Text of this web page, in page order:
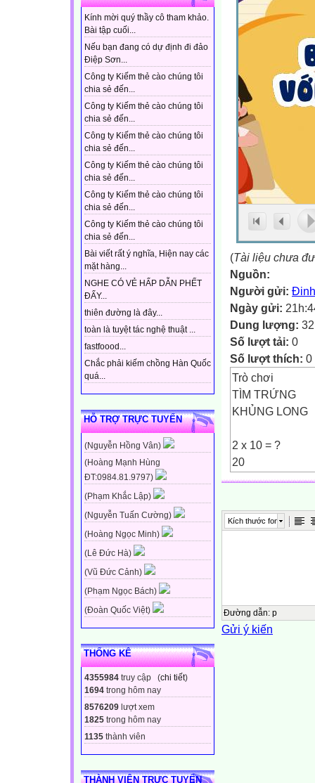
Kính mời quý thầy cô tham khảo.
Bài tập cuối...
Nếu bạn đang có dự định đi đảo
Điệp Sơn...
Công ty Kiếm thẻ cào chúng tôi
chia sẻ đến...
Công ty Kiếm thẻ cào chúng tôi
chia sẻ đến...
Công ty Kiếm thẻ cào chúng tôi
chia sẻ đến...
Công ty Kiếm thẻ cào chúng tôi
chia sẻ đến...
Công ty Kiếm thẻ cào chúng tôi
chia sẻ đến...
Công ty Kiếm thẻ cào chúng tôi
chia sẻ đến...
Bài viết rất ý nghĩa, Hiện nay các
mặt hàng...
NGHE CÓ VẺ HẤP DẪN PHẾT
ĐẤY...
thiên đường là đây...
toàn là tuyệt tác nghệ thuật ...
fastfoood...
Chắc phải kiếm chồng Hàn Quốc
quá...
HỖ TRỢ TRỰC TUYẾN
(Nguyễn Hồng Vân)
(Hoàng Mạnh Hùng
ĐT:0984.81.9797)
(Phạm Khắc Lập)
(Nguyễn Tuấn Cường)
(Hoàng Ngọc Minh)
(Lê Đức Hà)
(Vũ Đức Cảnh)
(Phạm Ngọc Bách)
(Đoàn Quốc Việt)
THỐNG KÊ
4355984 truy cập (chi tiết)
1694 trong hôm nay
8576209 lượt xem
1825 trong hôm nay
1135 thành viên
THÀNH VIÊN TRỰC TUYẾN
(Tài liệu chưa
Nguồn:
Người gửi:
Ngày gửi:
Dung lượng:
Số lượt tải: 0
Số lượt thích: 0
Trò chơi
TÌM TRỨNG
KHỦNG LONG
2 x 10 = ?
20
600
5
Kích thước font
Đường dẫn: p
Gửi ý kiến